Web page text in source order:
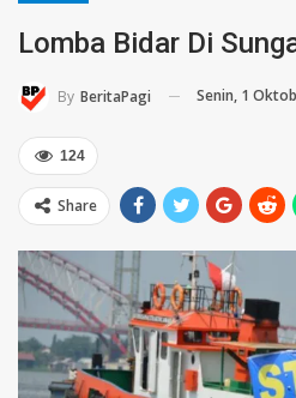
Lomba Bidar Di
By BeritaPagi Senin, 1
124
Share